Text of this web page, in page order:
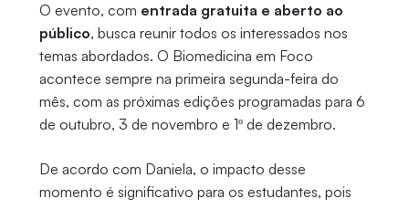
O evento, com entrada gratuita e aberto ao
público, busca reunir todos os interessados nos
temas abordados. O Biomedicina em Foco
acontece sempre na primeira segunda-feira do
mês, com as próximas edições programadas para 6
de outubro, 3 de novembro e 1º de dezembro.
De acordo com Daniela, o impacto desse
momento é significativo para os estudantes, pois